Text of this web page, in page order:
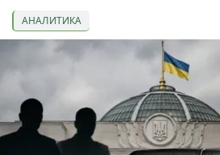
АНАЛИТИКА